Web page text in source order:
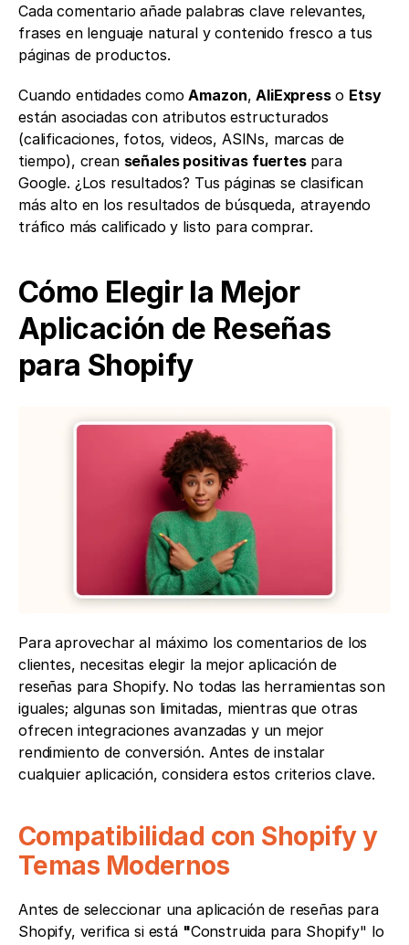
Cada comentario añade palabras clave relevantes,
frases en lenguaje natural y contenido fresco a tus
páginas de productos.
Cuando entidades como Amazon, AliExpress o Etsy
están asociadas con atributos estructurados
(calificaciones, fotos, videos, ASINs, marcas de
tiempo), crean señales positivas fuertes para
Google. ¿Los resultados? Tus páginas se clasifican
más alto en los resultados de búsqueda, atrayendo
tráfico más calificado y listo para comprar.
Cómo Elegir la Mejor
Aplicación de Reseñas
para Shopify
Para aprovechar al máximo los comentarios de los
clientes, necesitas elegir la mejor aplicación de
reseñas para Shopify. No todas las herramientas son
iguales; algunas son limitadas, mientras que otras
ofrecen integraciones avanzadas y un mejor
rendimiento de conversión. Antes de instalar
cualquier aplicación, considera estos criterios clave.
Compatibilidad con Shopify y
Temas Modernos
Antes de seleccionar una aplicación de reseñas para
Shopify, verifica si está "Construida para Shopify" lo